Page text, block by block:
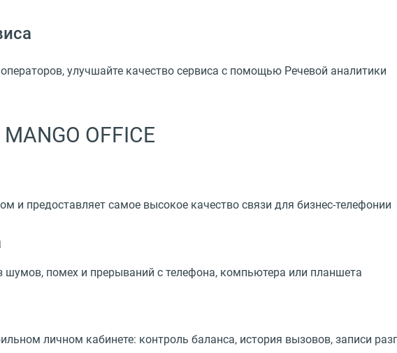
улучшайте качество сервиса с помощью Речевой аналитики
OFFICE
и предоставляет самое высокое качество связи для бизнес-телефонии
шумов, помех и прерываний с телефона, компьютера или планшета
личном кабинете: контроль баланса, история вызовов, записи